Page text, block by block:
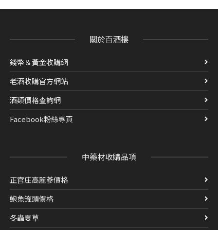
關於百酒樓
錢幣＆黃金收購網
老酒收購官方網站
酒類價格查詢網
Facebook粉絲專頁
中藥材收購品項
正官庄高麗蔘價格
鮑魚罐頭價格
冬蟲夏草